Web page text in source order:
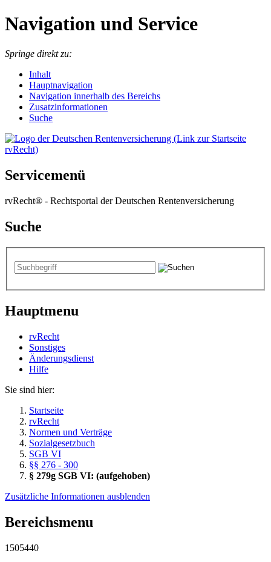
Navigation und Service
Springe direkt zu:
Inhalt
Hauptnavigation
Navigation innerhalb des Bereichs
Zusatzinformationen
Suche
Servicemenü
rvRecht® - Rechtsportal der Deutschen Rentenversicherung
Suche
Hauptmenu
rvRecht
Sonstiges
Änderungsdienst
Hil­fe
Sie sind hier:
Startseite
rvRecht
Normen und Verträge
Sozialgesetzbuch
SGB VI
§§ 276 - 300
§ 279g SGB VI: (aufgehoben)
Zusätzliche Informationen ausblenden
Bereichsmenu
1505440